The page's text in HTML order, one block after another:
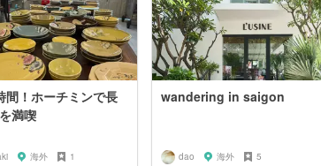
間！ホーチミンで長
満喫
海外 1
wandering in saigon
dao 海外 5